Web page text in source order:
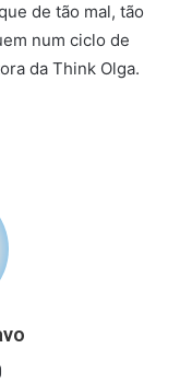
de tão mal, tão
num ciclo de
da Think Olga.
Instagram